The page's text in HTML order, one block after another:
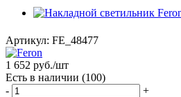
Артикул: FE_48477
1 652 руб./шт
Есть в наличии (100)
-
+